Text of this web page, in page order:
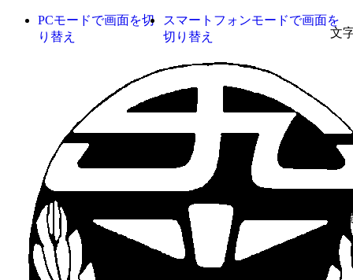
文
背
PCモードで画面を切
り替え
スマートフォンモードで画面を
切り替え